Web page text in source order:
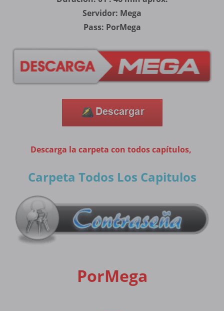
Servidor: Mega
Pass: PorMega
Descarga la carpeta con todos capítulos,
Carpeta Todos Los Capitulos
PorMega